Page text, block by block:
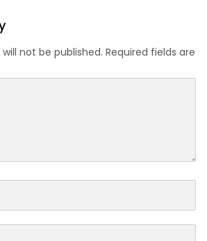
not be published. Required fields are